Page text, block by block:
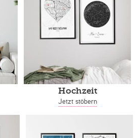
Hochzeit
Jetzt stöbern